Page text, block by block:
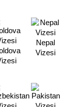
Nepal
Vizesi